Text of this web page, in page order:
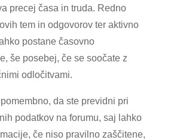
precej časa in truda. Redno
tem in odgovorov ter aktivno
postane časovno
še posebej, če se soočate z
odločitvami.
da ste previdni pri
podatkov na forumu, saj lahko
če niso pravilno zaščitene,